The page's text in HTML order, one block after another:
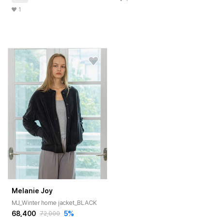
1
Melanie Joy
MJ_Winter home jacket_BLACK
68,400 72,000 5%